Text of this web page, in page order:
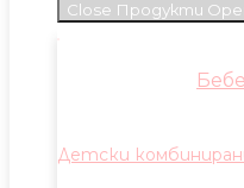
Close Продукти
Детски